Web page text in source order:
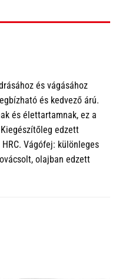
és vágásához
és kedvező árú.
és élettartamnak, ez a
edzett
Vágófej: különleges
olajban edzett